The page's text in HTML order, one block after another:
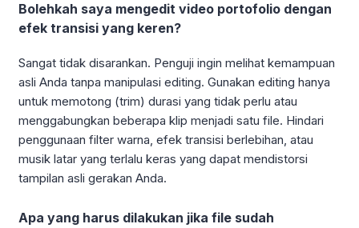
Bolehkah saya mengedit video portofolio dengan
efek transisi yang keren?
Sangat tidak disarankan. Penguji ingin melihat kemampuan
asli Anda tanpa manipulasi editing. Gunakan editing hanya
untuk memotong (trim) durasi yang tidak perlu atau
menggabungkan beberapa klip menjadi satu file. Hindari
penggunaan filter warna, efek transisi berlebihan, atau
musik latar yang terlalu keras yang dapat mendistorsi
tampilan asli gerakan Anda.
Apa yang harus dilakukan jika file sudah